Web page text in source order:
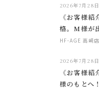
2026年7月28日
《お客様
格。M様が
HF-AGE 高崎店
2026年7月28日
《お客様
様のもとへ！